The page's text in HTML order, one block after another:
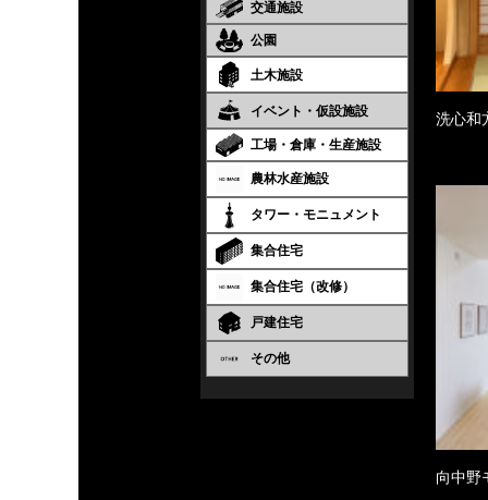
交通施設
公園
土木施設
イベント・仮設施設
工場・倉庫・生産施設
農林水産施設
タワー・モニュメント
集合住宅
集合住宅（改修）
戸建住宅
その他
洗心和
向中野